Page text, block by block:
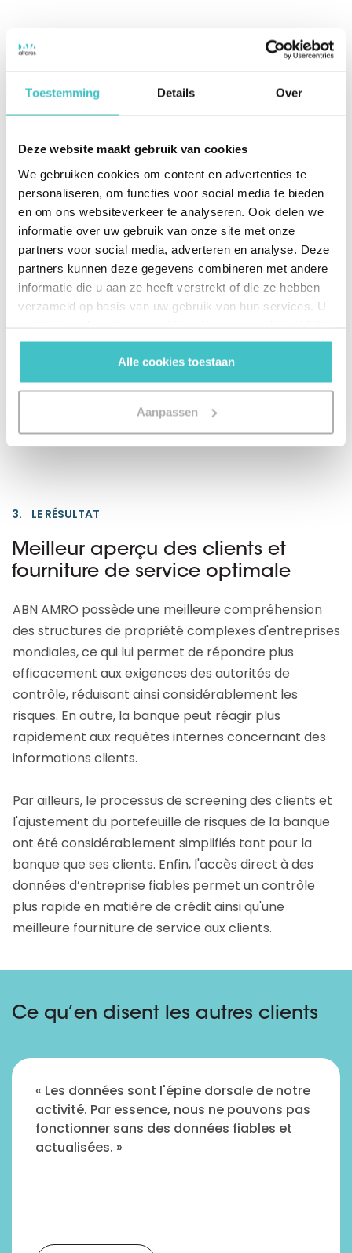
Toestemming Details Over
Deze website maakt gebruik van cookies
We gebruiken cookies om content en advertenties te
personaliseren, om functies voor social media te bieden
en om ons websiteverkeer te analyseren. Ook delen we
informatie over uw gebruik van onze site met onze
partners voor social media, adverteren en analyse. Deze
partners kunnen deze gegevens combineren met andere
informatie die u aan ze heeft verstrekt of die ze hebben
verzameld op basis van uw gebruik van hun services. U
gebruiken.
Alle cookies toestaan
Aanpassen
Pour relever le deuxième défi, ABN AMRO a mis en
place D&B Connect, une plateforme de gestion des
la banque la possibilité d'effectuer un suivi des
partenaires commerciaux dans l'environnement ERP
mesure de démontrer une maîtrise étendue de la
gestion des données de base, lui permettant de
déceler les doublons, mettre à jour ses données
clients et créer de nouveaux clients. La solution
connecte également les informations internes aux
systèmes de paiement externes. Dans le cadre de
transactions mondiales, elle aide les utilisateurs à
prendre en quelques secondes des décisions en
personnes et entreprises avec celles figurant sur les
3. LE RÉSULTAT
Meilleur aperçu des clients et
fourniture de service optimale
ABN AMRO possède une meilleure compréhension
des structures de propriété complexes d'entreprises
mondiales, ce qui lui permet de répondre plus
efficacement aux exigences des autorités de
contrôle, réduisant ainsi considérablement les
risques. En outre, la banque peut réagir plus
rapidement aux requêtes internes concernant des
informations clients.
Par ailleurs, le processus de screening des clients et
l'ajustement du portefeuille de risques de la banque
ont été considérablement simplifiés tant pour la
banque que ses clients. Enfin, l'accès direct à des
données d’entreprise fiables permet un contrôle
plus rapide en matière de crédit ainsi qu'une
meilleure fourniture de service aux clients.
Ce qu’en disent les autres clients
« Les données sont l'épine dorsale de notre
activité. Par essence, nous ne pouvons pas
fonctionner sans des données fiables et
actualisées. »